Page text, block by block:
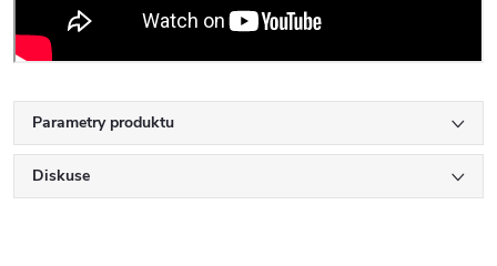
Parametry produktu
Diskuse